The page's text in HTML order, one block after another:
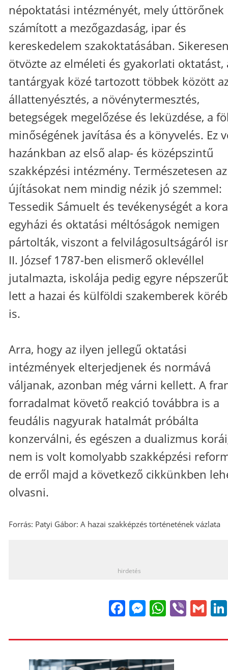
népoktatási intézményét, mely úttörőnek
számított a mezőgazdaság, ipar és
kereskedelem szakoktatásában.
ötvözte az elméleti és gyakorlati oktatást,
tantárgyak közé tartozott többek között
állattenyésztés, a növénytermesztés,
betegségek megelőzése és leküzdése, a
minőségének javítása és a könyvelés. Ez
hazánkban az első alap- és középszintű
szakképzési intézmény. Természetesen az
újításokat nem mindig nézik jó szemmel:
Tessedik Sámuelt és tevékenységét a
egyházi és oktatási méltóságok nemigen
pártolták, viszont a felvilágosultságáról
II. József 1787-ben elismerő oklevéllel
jutalmazta, iskolája pedig egyre
lett a hazai és külföldi szakemberek
is.
Arra, hogy az ilyen jellegű oktatási
intézmények elterjedjenek és normává
váljanak, azonban még várni kellett. A
forradalmat követő reakció továbbra is a
feudális nagyurak hatalmát próbálta
konzerválni, és egészen a dualizmus
nem is volt komolyabb szakképzési
de erről majd a következő cikkünkben
olvasni.
Forrás: Patyi Gábor: A hazai szakképzés történetének vázlata
hirdetés
FacebookViber